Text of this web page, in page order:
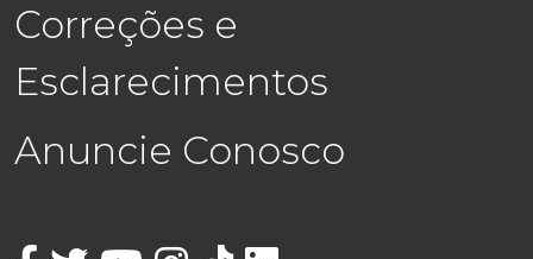
Correções e
Esclarecimentos
Anuncie Conosco